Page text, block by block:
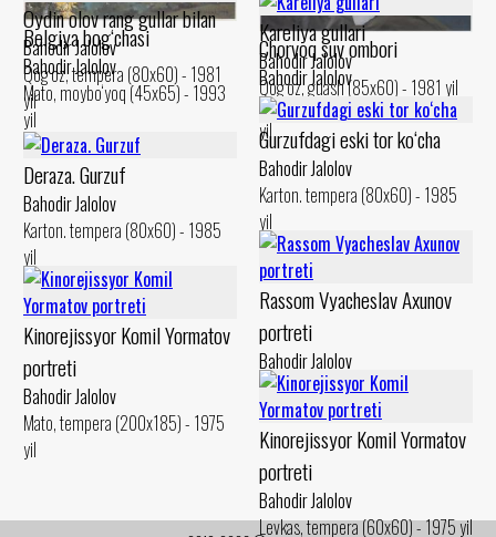
Belgiya bog‘chasi
Bahodir Jalolov
Mato, moybo‘yoq (45x65) - 1993
yil
Chorvoq suv ombori
Bahodir Jalolov
Mato, moybo‘yoq (45x55) - 1995
yil
Oydin olov rang gullar bilan
Bahodir Jalolov
Qog‘oz, tempera (80x60) - 1981
yil
Kareliya gullari
Bahodir Jalolov
Qog‘oz, guash (85x60) - 1981 yil
Gurzufdagi eski tor ko‘cha
Bahodir Jalolov
Karton. tempera (80x60) - 1985
yil
Deraza. Gurzuf
Bahodir Jalolov
Karton. tempera (80x60) - 1985
yil
Rassom Vyacheslav Axunov
portreti
Bahodir Jalolov
Levkas, moy - 1978 yil
Kinorejissyor Komil Yormatov
portreti
Bahodir Jalolov
Mato, tempera (200x185) - 1975
yil
Kinorejissyor Komil Yormatov
portreti
Bahodir Jalolov
Levkas, tempera (60x60) - 1975 yil